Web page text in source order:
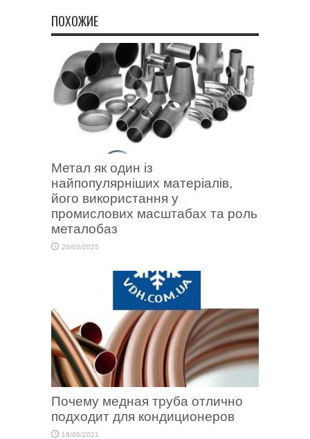
ПОХОЖИЕ
Метал як один із
найпопулярніших матеріалів,
його використання у
промислових масштабах та роль
металобаз
26/03/2025
Почему медная труба отлично
подходит для кондиционеров
18/06/2021